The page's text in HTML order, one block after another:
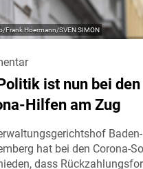
Frank Hoermann/SVEN SIMON
ist nun bei den
Hilfen am Zug
Baden-
hat bei den Corona-
dass